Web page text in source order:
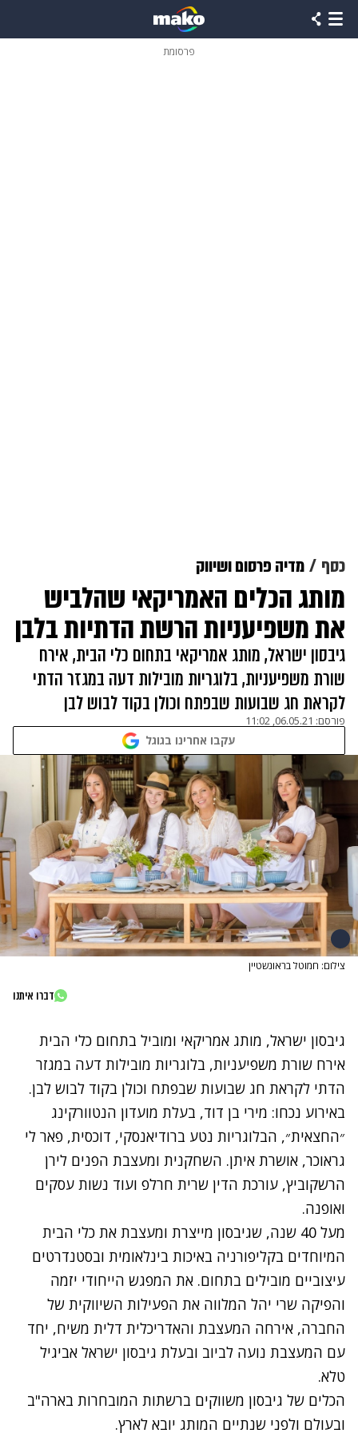
פרסומת
כסף מדיה פרסום ושיווק
מותג הכלים האמריקאי שהלביש
את משפיעניות הרשת הדתיות בלבן
גיבסון ישראל, מותג אמריקאי בתחום כלי הבית, אירח
שורת משפיעניות, בלוגריות מובילות דעה במגזר הדתי
לקראת חג שבועות שבפתח וכולן בקוד לבוש לבן
פורסם: 06.05.21, 11:02
עקבו אחרינו בגוגל
צילום: חמוטל בראונשטיין
דברו איתנו
גיבסון ישראל, מותג אמריקאי ומוביל בתחום כלי הבית
אירח שורת משפיעניות, בלוגריות מובילות דעה במגזר
הדתי לקראת חג שבועות שבפתח וכולן בקוד לבוש לבן.
באירוע נכחו: מירי בן דוד, בעלת מועדון הנטוורקינג
״החצאית״, הבלוגריות נטע ברודיאנסקי, דוכסית, פאר לי
גראוכר, אושרת איתן. השחקנית ומעצבת הפנים לירן
הרשקוביץ, עורכת הדין שרית חרלפ ועוד נשות עסקים
ואופנה.
מעל 40 שנה, שגיבסון מייצרת ומעצבת את כלי הבית
המיוחדים בקליפורניה באיכות בינלאומית ובסטנדרטים
עיצוביים מובילים בתחום. את המפגש הייחודי יזמה
והפיקה שרי יהל המלווה את הפעילות השיווקית של
החברה, אירחה המעצבת והאדריכלית דלית משיח, יחד
עם המעצבת נועה לביוב ובעלת גיבסון ישראל אביגיל
טלא.
הכלים של גיבסון משווקים ברשתות המובחרות בארה"ב
ובעולם ולפני שנתיים המותג יובא לארץ.